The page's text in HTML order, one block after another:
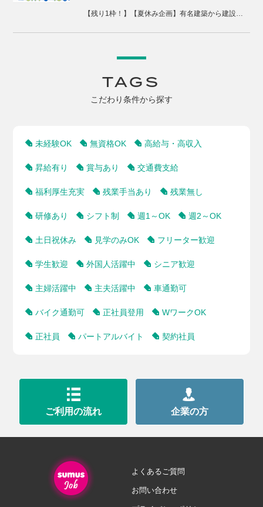
【残り1枠！】【夏休み企画】有名建築から建設現場、まちづくりまで体感する2days視察ツアー
TAGS
こだわり条件から探す
未経験OK 無資格OK 高給与・高収入
昇給有り 賞与あり 交通費支給
福利厚生充実 残業手当あり 残業無し
研修あり シフト制 週1～OK 週2～OK
土日祝休み 見学のみOK フリーター歓迎
学生歓迎 外国人活躍中 シニア歓迎
主婦活躍中 主夫活躍中 車通勤可
バイク通勤可 正社員登用 WワークOK
正社員 パートアルバイト 契約社員
ご利用の流れ 企業の方
よくあるご質問
お問い合わせ